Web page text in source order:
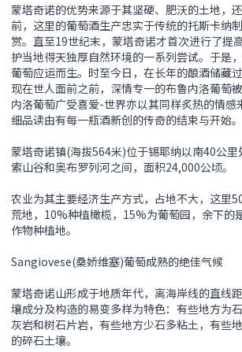
蒙塔奇诺的优势来源于其坚硬、肥沃的土地，
前，这里的葡萄酒生产忠实于传统的托斯卡纳
赏。直至19世纪末，蒙塔奇诺才首次进行了提
护当地得天独厚自然环境的一系列尝试。于是
葡萄应运而生。时至今日，在长年的酿酒储藏
现在世人面前之前，深情专一的布鲁内洛葡萄
内洛葡萄广受喜爱-世界亦以其同样炙热的情感
细品读由有每一瓶酒新创的传奇的结束与开始。
蒙塔奇诺镇(海拔564米)位于锡耶纳以南40公里
索山谷和奥布罗列河之间，面积24,000公顷。
农业为其主要经济生产方式，占地不大，这里
荒地，10%种植橄榄，15%为葡萄园，余下的
作物种植地。
Sangiovese(桑娇维塞)葡萄成熟的绝佳气候
蒙塔奇诺山形成于地质年代，离海岸线的直线
壤成分及构造的易变多样为特色：有些地方为
灰岩和树石片岩，有些地方少石多粘土，有些
的碎石土壤。